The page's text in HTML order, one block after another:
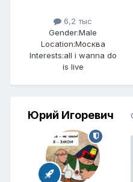
6,2 тыс
Gender:Male
Location:Москва
Interests:all i wanna do
is live
Юрий Игоревич